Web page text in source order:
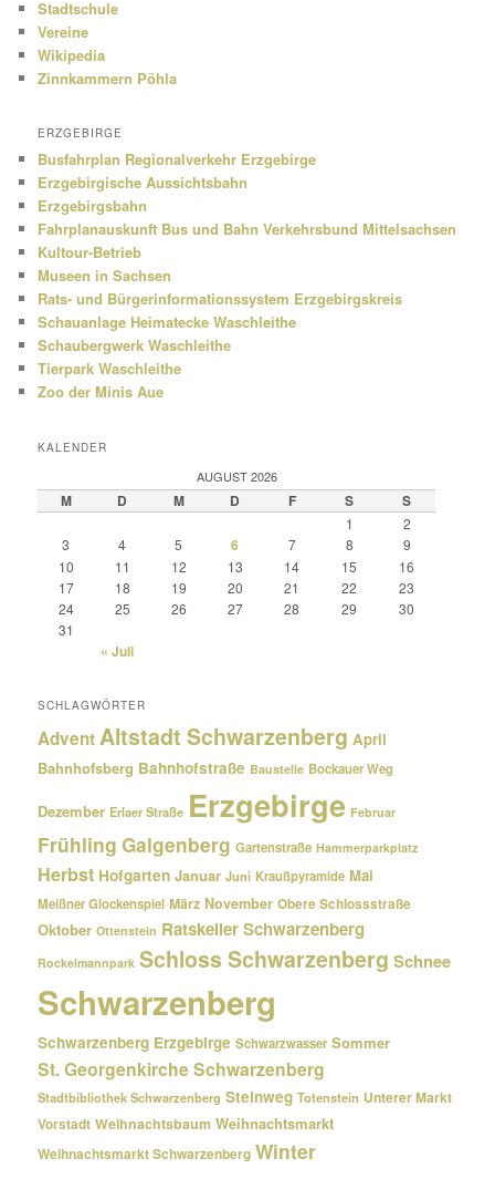
Stadtschule
Vereine
Wikipedia
Zinnkammern Pöhla
ERZGEBIRGE
Busfahrplan Regionalverkehr Erzgebirge
Erzgebirgische Aussichtsbahn
Erzgebirgsbahn
Fahrplanauskunft Bus und Bahn Verkehrsbund Mittelsachsen
Kultour-Betrieb
Museen in Sachsen
Rats- und Bürgerinformationssystem Erzgebirgskreis
Schauanlage Heimatecke Waschleithe
Schaubergwerk Waschleithe
Tierpark Waschleithe
Zoo der Minis Aue
KALENDER
AUGUST 2026
M D M D F S S
1
2
3
4 5 6 7 8
9
10
11 12 13 14 15
16
17
18 19 20 21 22
23
24
25 26 27 28 29
30
31
« Juli
SCHLAGWÖRTER
AdventAltstadt Schwarzenberg April
Bahnhofsberg Bahnhofstraße Baustelle Bockauer Weg
Dezember Erlaer Straße Erzgebirge Februar
Frühling Galgenberg Gartenstraße Hammerparkplatz
Herbst Hofgarten Januar Juni Kraußpyramide Mai
Meißner Glockenspiel März November Obere Schlossstraße
Oktober Ottenstein Ratskeller Schwarzenberg
Rockelmannpark Schloss Schwarzenberg Schnee
Schwarzenberg
Schwarzenberg Erzgebirge Schwarzwasser Sommer
St. Georgenkirche Schwarzenberg
Stadtbibliothek Schwarzenberg Steinweg Totenstein Unterer Markt
Vorstadt Weihnachtsbaum Weihnachtsmarkt
Weihnachtsmarkt Schwarzenberg Winter